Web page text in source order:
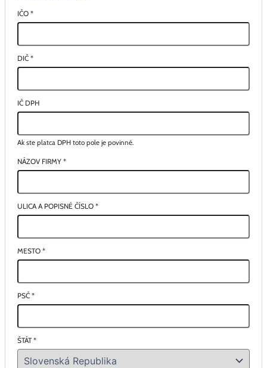
IČO *
DIČ *
IČ DPH
Ak ste platca DPH toto pole je povinné.
NÁZOV FIRMY *
ULICA A POPISNÉ ČÍSLO *
MESTO *
PSČ *
ŠTÁT*